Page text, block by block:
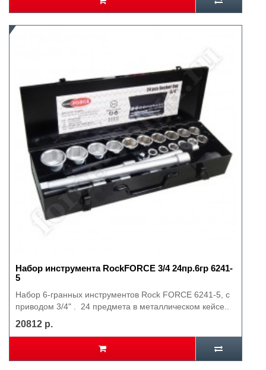
Набор инструмента RockFORCE 3/4 24пр.6гр 6241-
5
Набор 6-гранных инструментов Rock FORCE 6241-5, с
приводом 3/4" . 24 предмета в металлическом кейсе..
20812 р.